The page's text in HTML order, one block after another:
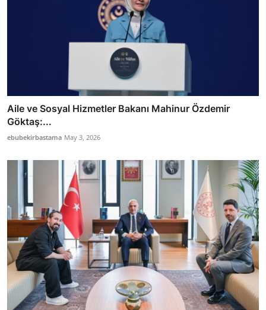
Aile ve Sosyal Hizmetler Bakanı Mahinur Özdemir
Göktaş:...
ebubekirbastama May 3, 2026